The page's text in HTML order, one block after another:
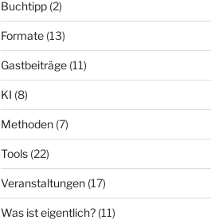
Buchtipp(2)
Formate(13)
Gastbeiträge(11)
KI (8)
Methoden(7)
Tools(22)
Veranstaltungen(17)
Was ist eigentlich?(11)